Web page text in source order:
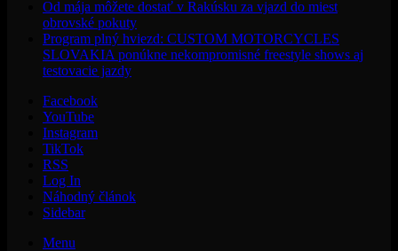
Od mája môžete dostať v Rakúsku za vjazd do miest
obrovské pokuty
Program plný hviezd: CUSTOM MOTORCYCLES
SLOVAKIA ponúkne nekompromisné freestyle shows aj
testovacie jazdy
Facebook
YouTube
Instagram
TikTok
RSS
Log In
Náhodný článok
Sidebar
Menu